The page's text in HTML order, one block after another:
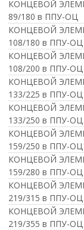
КОНЦЕВОЙ
89/180 в ППУ-ОЦ
КОНЦЕВОЙ
108/180 в ППУ-ОЦ
КОНЦЕВОЙ
108/200 в ППУ-ОЦ
КОНЦЕВОЙ
133/225 в ППУ-ОЦ
КОНЦЕВОЙ
133/250 в ППУ-ОЦ
КОНЦЕВОЙ
159/250 в ППУ-ОЦ
КОНЦЕВОЙ
159/280 в ППУ-ОЦ
КОНЦЕВОЙ
219/315 в ППУ-ОЦ
КОНЦЕВОЙ
219/355 в ППУ-ОЦ